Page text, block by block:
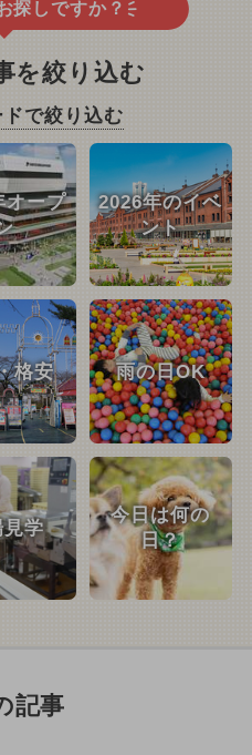
探しですか？
を絞り込む
で絞り込む
オープ
2026年のイベ
ント
格安 雨の日OK
学
今日は何の
日？
記事